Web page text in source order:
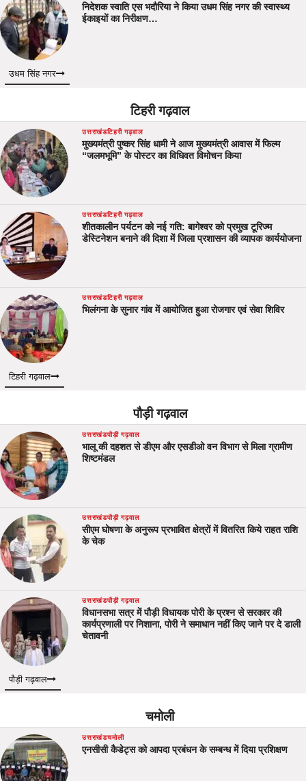
निदेशक स्वाति एस भदौरिया ने किया उधम सिंह नगर की स्वास्थ्य
ईकाइयों का निरीक्षण…
उधम सिंह नगर
टिहरी गढ़वाल
उत्तराखंडटिहरी गढ़वाल
मुख्यमंत्री पुष्कर सिंह धामी ने आज मुख्यमंत्री आवास में फिल्म
“जलमभूमि” के पोस्टर का विधिवत विमोचन किया
उत्तराखंडटिहरी गढ़वाल
शीतकालीन पर्यटन को नई गति: बागेश्वर को प्रमुख टूरिज्म
डेस्टिनेशन बनाने की दिशा में जिला प्रशासन की व्यापक कार्ययोजना
उत्तराखंडटिहरी गढ़वाल
भिलंगना के सुनार गांव में आयोजित हुआ रोजगार एवं सेवा शिविर
टिहरी गढ़वाल
पौड़ी गढ़वाल
उत्तराखंडपौड़ी गढ़वाल
भालू की दहशत से डीएम और एसडीओ वन विभाग से मिला ग्रामीण
शिष्टमंडल
उत्तराखंडपौड़ी गढ़वाल
सीएम घोषणा के अनुरूप प्रभावित क्षेत्रों में वितरित किये राहत राशि
के चेक
उत्तराखंडपौड़ी गढ़वाल
विधानसभा सत्र में पौड़ी विधायक पोरी के प्रश्न से सरकार की
कार्यप्रणाली पर निशाना, पोरी ने समाधान नहीं किए जाने पर दे डाली
चेतावनी
पौड़ी गढ़वाल
चमोली
उत्तराखंडचमोली
एनसीसी कैडेट्स को आपदा प्रबंधन के सम्बन्ध में दिया प्रशिक्षण